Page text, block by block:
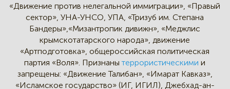
«Движение против нелегальной иммиграции», «Правый
сектор», УНА-УНСО, УПА, «Тризуб им. Степана
Бандеры»,«Мизантропик дивижн», «Меджлис
крымскотатарского народа», движение
«Артподготовка», общероссийская политическая
партия «Воля». Признанытеррористическими и
запрещены: «Движение Талибан», «Имарат Кавказ»,
«Исламское государство» (ИГ, ИГИЛ), Джебхад-ан-